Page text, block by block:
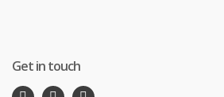
Get in touch